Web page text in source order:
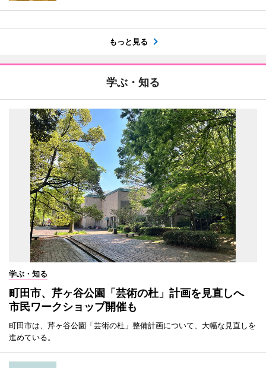
もっと見る
学ぶ・知る
学ぶ・知る
町田市、芹ヶ谷公園「芸術の杜」計画を見直しへ
市民ワークショップ開催も
町田市は、芹ヶ谷公園「芸術の杜」整備計画について、大幅な見直しを
進めている。